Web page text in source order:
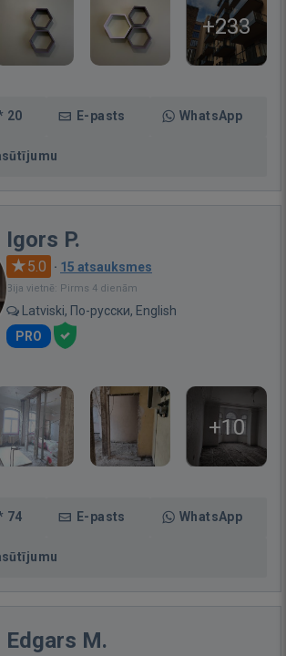
+233
20 E-pasts WhatsApp
Igors P.
5.0 · 15 atsauksmes
Bija vietnē: Pirms 4 dienām
Latviski, По-русски, English
PRO
+10
74 E-pasts WhatsApp
Edgars M.